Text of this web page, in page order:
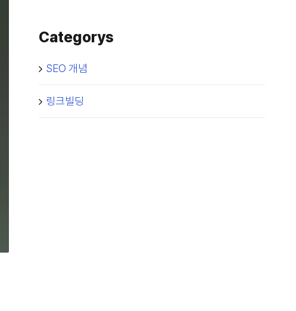
Categorys
SEO 개념
링크빌딩